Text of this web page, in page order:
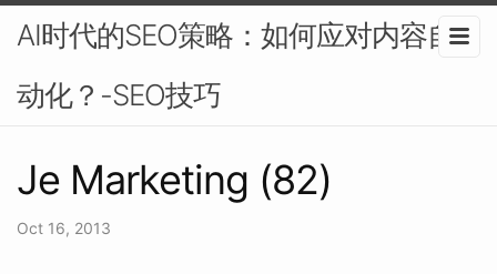
AI时代的SEO策略：如何应对内容自
动化？-SEO技巧
Je Marketing (82)
Oct 16, 2013